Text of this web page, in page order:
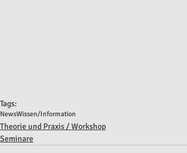
Tags:
NewsWissen/Information
Theorie und Praxis / Workshop
Seminare